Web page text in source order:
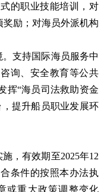
的职业技能培训，对
奖励；对海员外派机构
。 支持国际海员服务中
询、安全教育等公共
挥“海员司法救助资金
提升船员职业发展环
，有效期至2025年12
条件的按照本办法执
或重大政策调整变化